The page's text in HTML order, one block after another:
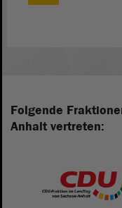
Folgende
Anhalt vertreten: